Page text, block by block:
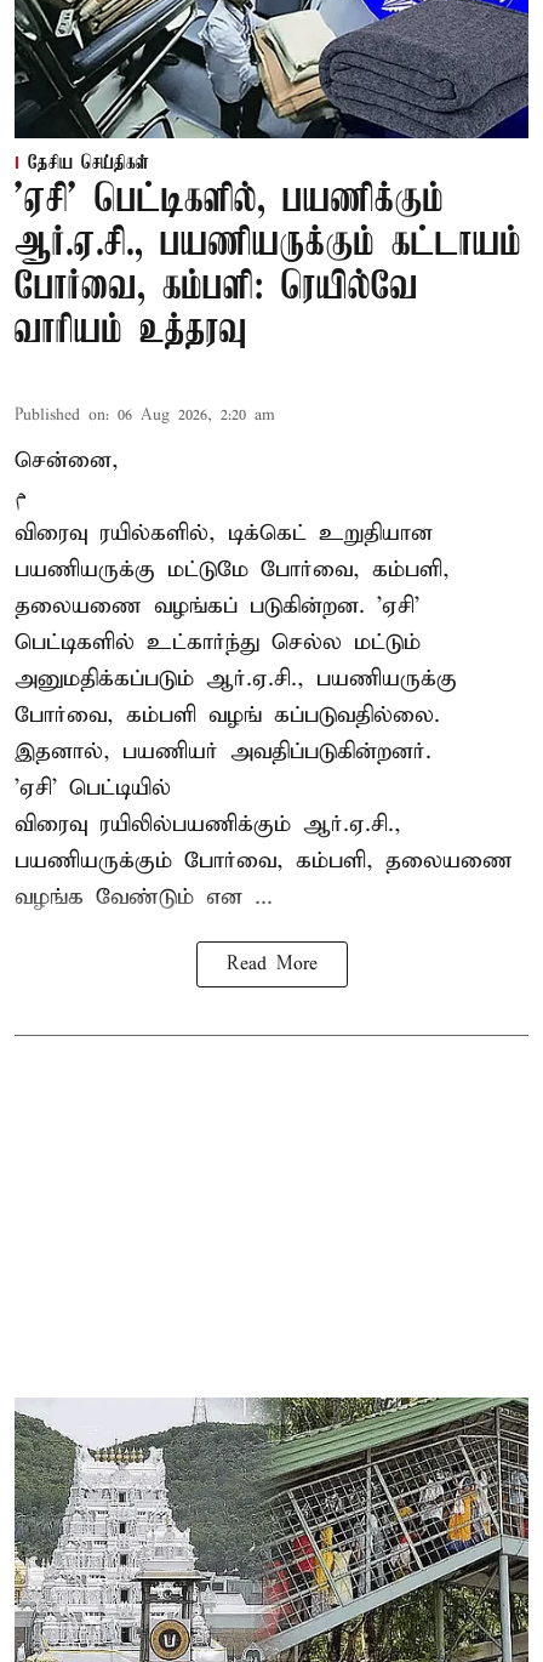
தேசிய செய்திகள்
'ஏசி' பெட்டிகளில், பயணிக்கும்
ஆர்.ஏ.சி., பயணியருக்கும் கட்டாயம்
போர்வை, கம்பளி: ரெயில்வே
வாரியம் உத்தரவு
Published on: 06 Aug 2026, 2:20 am
சென்னை,
م
விரைவு ரயில்களில், டிக்கெட் உறுதியான
பயணியருக்கு மட்டுமே போர்வை, கம்பளி,
தலையணை வழங்கப் படுகின்றன. 'ஏசி'
பெட்டிகளில் உட்கார்ந்து செல்ல மட்டும்
அனுமதிக்கப்படும் ஆர்.ஏ.சி., பயணியருக்கு
போர்வை, கம்பளி வழங் கப்படுவதில்லை.
இதனால், பயணியர் அவதிப்படுகின்றனர்.
'ஏசி' பெட்டியில்
விரைவு ரயிலில்பயணிக்கும் ஆர்.ஏ.சி.,
பயணியருக்கும் போர்வை, கம்பளி, தலையணை
வழங்க வேண்டும் என ...
Read More